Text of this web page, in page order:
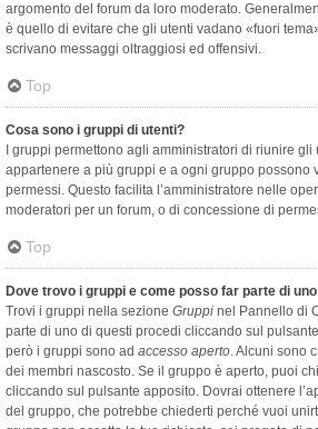
argomento del forum da loro moderato.
è quello di evitare che gli utenti vadano «fuori
scrivano messaggi oltraggiosi ed offensivi.
Top
Cosa sono i gruppi di utenti?
I gruppi permettono agli amministratori di riunire
appartenere a più gruppi e a ogni gruppo possono
permessi. Questo facilita l’amministratore nelle
moderatori per un forum, o di concessione di
Top
Dove trovo i gruppi e come posso far parte di
Trovi i gruppi nella sezione Gruppi nel Pannello di
parte di uno di questi procedi cliccando sul
però i gruppi sono ad accesso aperto. Alcuni sono
dei membri nascosto. Se il gruppo è aperto, puoi
cliccando sul pulsante apposito. Dovrai ottenere
del gruppo, che potrebbe chiederti perché vuoi